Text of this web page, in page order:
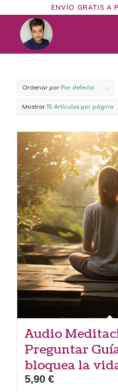
ENVÍO GRATIS A
Ordenar por Por defecto
Mostrar 15 Artículos por página
Audio
Preguntar
bloquea la
5,90 €